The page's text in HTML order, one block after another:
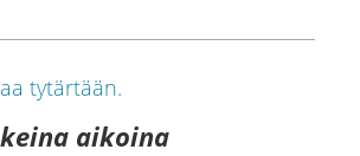
aikoina